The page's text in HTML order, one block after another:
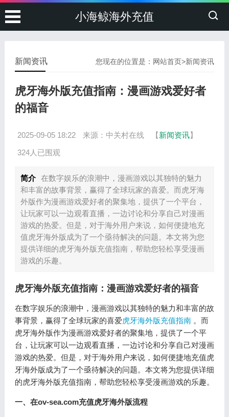
小海鲸海外充值
您现在的位置是： 网站首页>新闻资讯
新闻资讯
虎牙海外版充值指南：漫画游戏爱好者
的福音
2025-09-05 18:22 来源：中关村在线 【新闻资讯】
324人已围观
简介 在数字娱乐的浪潮中，漫画游戏以其独特的魅力
和丰富的故事背景，赢得了全球玩家的喜爱。而虎牙海
外版作为漫画游戏爱好者的聚集地，提供了一个平台，
让玩家可以一边观看直播，一边讨论和分享自己对漫画
游戏的热爱。但是，对于海外用户来说，如何便捷地充
值虎牙海外版成为了一个亟待解决的问题。本文将为您
提供详细的虎牙海外版充值指南，帮助您轻松享受漫画
游戏的乐趣。
虎牙海外版充值指南：漫画游戏爱好者的福音
在数字娱乐的浪潮中，漫画游戏以其独特的魅力和丰富的故
事背景，赢得了全球玩家的喜爱虎牙海外版充值指南。而
虎牙海外版作为漫画游戏爱好者的聚集地，提供了一个平
台，让玩家可以一边观看直播，一边讨论和分享自己对漫画
游戏的热爱。但是，对于海外用户来说，如何便捷地充值虎
牙海外版成为了一个亟待解决的问题。本文将为您提供详细
的虎牙海外版充值指南，帮助您轻松享受漫画游戏的乐趣。
一、在ov-sea.com充值虎牙海外版流程